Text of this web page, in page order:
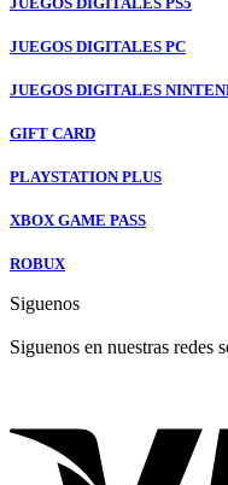
JUEGOS DIGITALES PS5
JUEGOS DIGITALES PC
JUEGOS DIGITALES
GIFT CARD
PLAYSTATION PLUS
XBOX GAME PASS
ROBUX
Siguenos
Siguenos en nuestras redes